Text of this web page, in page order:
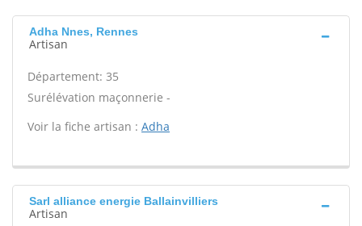
Adha Nnes, Rennes
Artisan
Département: 35
Surélévation maçonnerie -
Voir la fiche artisan : Adha
Sarl alliance energie Ballainvilliers
Artisan